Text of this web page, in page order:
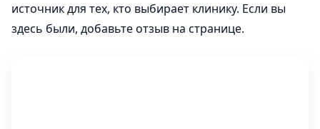
источник для тех, кто выбирает клинику. Если вы
здесь были, добавьте отзыв на странице.